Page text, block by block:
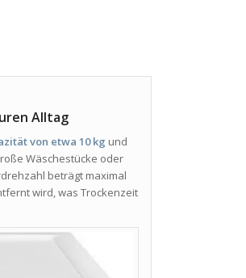
Alltag
von etwa 10 kg und
Wäschestücke oder
beträgt maximal
wird, was Trockenzeit